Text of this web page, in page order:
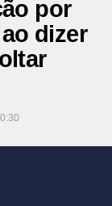
por
dizer